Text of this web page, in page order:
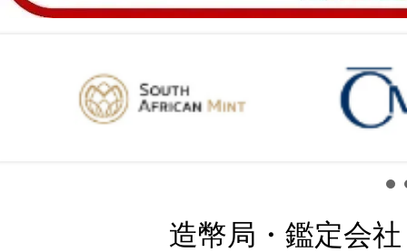
造幣局・鑑定会